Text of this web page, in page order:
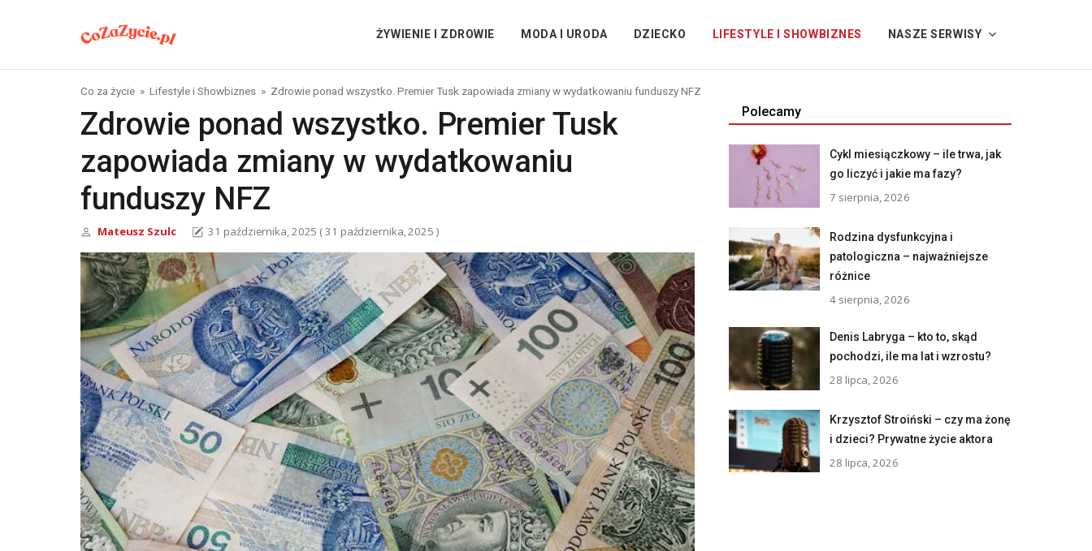
ŻYWIENIE I ZDROWIE MODA I URODA DZIECKO LIFESTYLE I SHOWBIZNES NASZE SERWISY
Co za życie » Lifestyle i Showbiznes » Zdrowie ponad wszystko. Premier Tusk zapowiada zmiany w wydatkowaniu funduszy NFZ
Zdrowie ponad wszystko. Premier Tusk
zapowiada zmiany w wydatkowaniu
funduszy NFZ
Mateusz Szulc 31 października, 2025 ( 31 października, 2025 )
Polecamy
Cykl miesiączkowy – ile trwa, jak
go liczyć i jakie ma fazy?
7 sierpnia, 2026
Rodzina dysfunkcyjna i
patologiczna – najważniejsze
różnice
4 sierpnia, 2026
Denis Labryga – kto to, skąd
pochodzi, ile ma lat i wzrostu?
28 lipca, 2026
Krzysztof Stroiński – czy ma żonę
i dzieci? Prywatne życie aktora
28 lipca, 2026